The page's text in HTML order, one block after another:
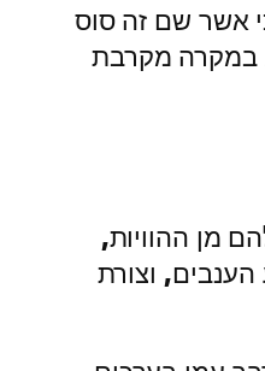
אשר שם זה סוס
במקרה מקרבת
מן ההוויות,
וצורת